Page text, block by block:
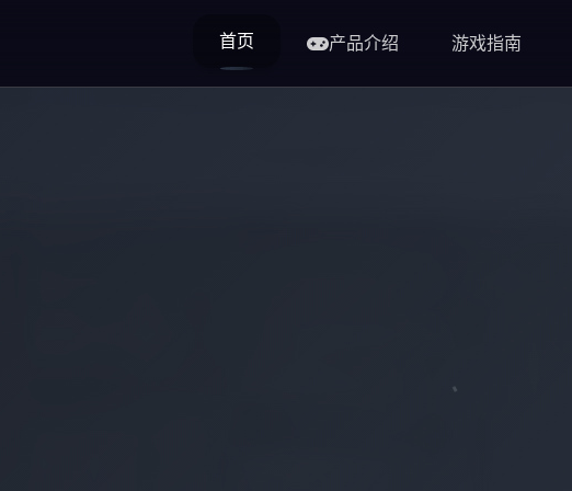
首页 产品介绍 游戏指南